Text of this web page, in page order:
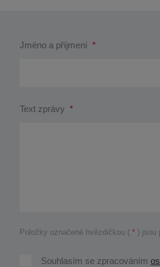
Jméno a příjmení *
Text zprávy *
Položky označené hvězdičkou ( * ) jsou
SouhlasímSouhlasím se zpracováním